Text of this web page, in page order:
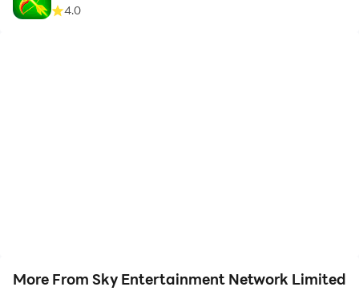
4.0
More From Sky Entertainment Network Limited